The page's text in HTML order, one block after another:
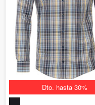
Dto. hasta 30%